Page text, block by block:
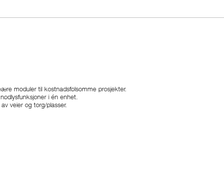
moduler til kostnadsfølsomme prosjekter.
i én enhet.
veier og torg/plasser.